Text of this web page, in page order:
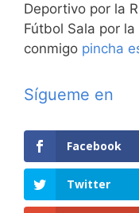
Deportivo por la
Fútbol Sala por
conmigo pincha
Sígueme en
Facebook
Twitter